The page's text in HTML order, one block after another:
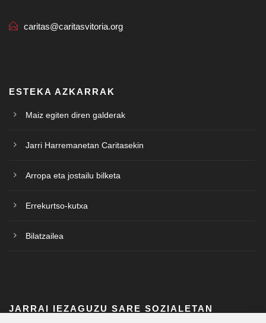
caritas@caritasvitoria.org
ESTEKA AZKARRAK
Maiz egiten diren galderak
Jarri Harremanetan Caritasekin
Arropa eta jostailu bilketa
Errekurtso-kutxa
Bilatzailea
JARRAI IEZAGUZU SARE SOZIALETAN